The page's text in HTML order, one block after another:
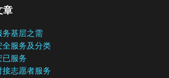
章
务基层之需
全服务及分类
已服务
接志愿者服务